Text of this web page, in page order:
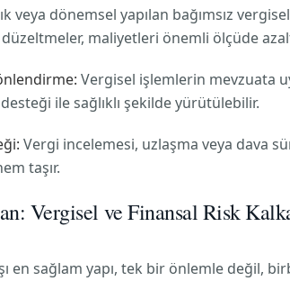
veya dönemsel yapılan bağımsız
maliyetleri önemli ölçüde
Vergisel işlemlerin mevzuata
ile sağlıklı şekilde yürütülebilir.
Vergi incelemesi, uzlaşma veya dava
taşır.
Vergisel ve Finansal Risk
en sağlam yapı, tek bir önlemle değil,